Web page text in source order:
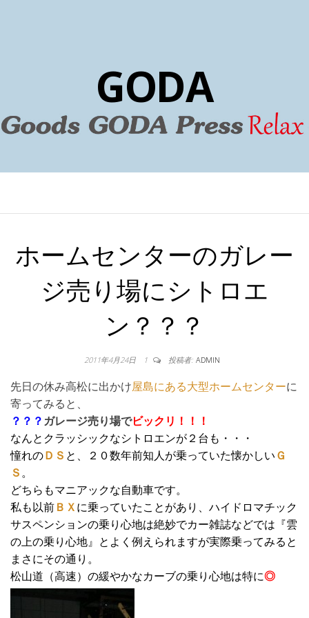
GODA
ホームセンターのガレー
ジ売り場にシトロエ
ン？？？
2011年4月24日 1 投稿者: ADMIN
先日の休み高松に出かけ屋島にある大型ホームセンターに
寄ってみると、
？？？ガレージ売り場でビックリ！！！
なんとクラッシックなシトロエンが２台も・・・
憧れのＤＳ と、２０数年前知人が乗っていた懐かしいＧ
Ｓ。
どちらもマニアックな自動車です。
私も以前ＢＸに乗っていたことがあり、ハイドロマチック
サスペンションの乗り心地は絶妙でカー雑誌などでは『雲
の上の乗り心地』とよく例えられますが実際乗ってみると
まさにその通り。
松山道（高速）の緩やかなカーブの乗り心地は特に◎